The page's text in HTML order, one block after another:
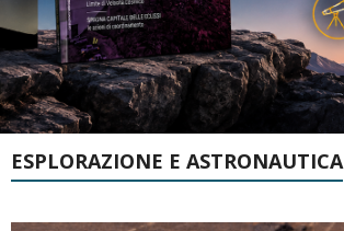
ESPLORAZIONE E ASTRONAUTICA